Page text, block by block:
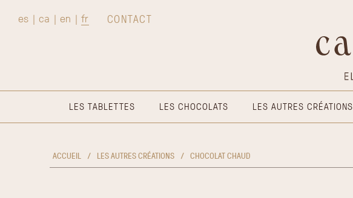
es | ca | en | fr CONTACT
LES TABLETTES LES CHOCOLATS LES AUTRES CRÉATIONS
ACCUEIL / LES AUTRES CRÉATIONS / CHOCOLAT CHAUD